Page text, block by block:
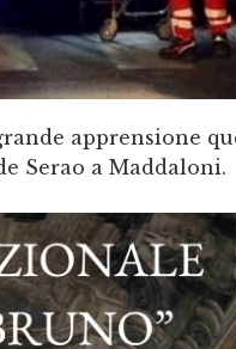
apprensione
Serao a Maddaloni.